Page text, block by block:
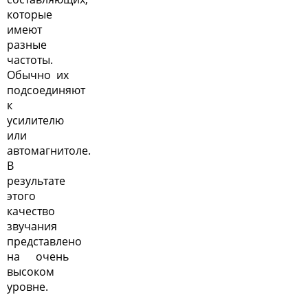
которые
имеют
разные
частоты.
Обычно их
подсоединяют
к
усилителю
или
автомагнитоле.
В
результате
этого
качество
звучания
представлено
на очень
высоком
уровне.